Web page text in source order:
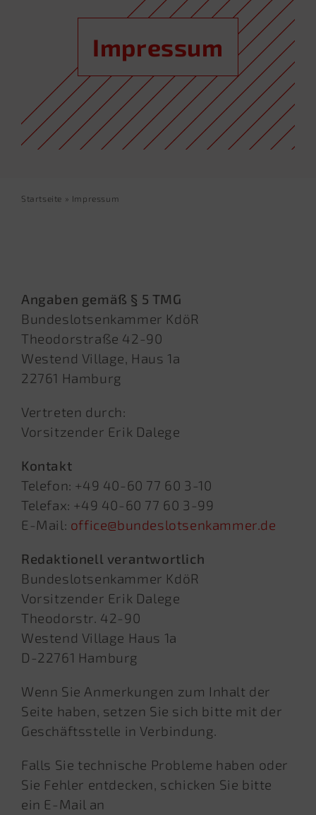
Impressum
Startseite » Impressum
Angaben gemäß § 5 TMG
Bundeslotsenkammer KdöR
Theodorstraße 42-90
Westend Village, Haus 1a
22761 Hamburg
Vertreten durch:
Vorsitzender Erik Dalege
Kontakt
Telefon: +49 40-60 77 60 3-10
Telefax: +49 40-60 77 60 3-99
E-Mail: office@bundeslotsenkammer.de
Redaktionell verantwortlich
Bundeslotsenkammer KdöR
Vorsitzender Erik Dalege
Theodorstr. 42-90
Westend Village Haus 1a
D-22761 Hamburg
Wenn Sie Anmerkungen zum Inhalt der
Seite haben, setzen Sie sich bitte mit der
Geschäftsstelle in Verbindung.
Falls Sie technische Probleme haben oder
Sie Fehler entdecken, schicken Sie bitte
ein E-Mail an